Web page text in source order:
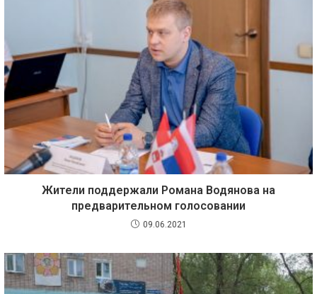
Жители поддержали Романа Водянова на
предварительном голосовании
09.06.2021